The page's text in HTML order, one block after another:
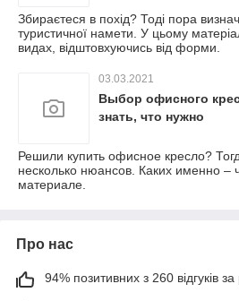
Збираєтеся в похід? Тоді пора
туристичної намети. У цьому
видах, відштовхуючись від форми.
03.03.2021
Выбор офисного
знать, что нужно
Решили купить офисное кресло?
несколько нюансов. Каких именно –
материале.
Про нас
94% позитивних з 260 відгуків за